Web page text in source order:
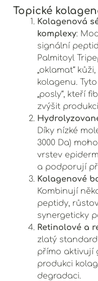
Topické
Kolagenová
komplexy:
signální
Palmitoyl
„oklamat“
kolagenu.
„posly“, kteří
zvýšit produkci.
Díky nízké
3000 Da)
vrstev
a podporují
Kolagenové
Kombinují
peptidy,
synergeticky
Retinolové a
zlatý
přímo aktivují
produkci
degradaci.